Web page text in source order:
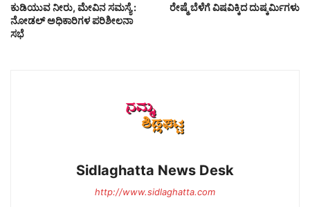
ಕುಡಿಯುವ ನೀರು, ಮೇವಿನ ಸಮಸ್ಯೆ :
ನೋಡಲ್ ಅಧಿಕಾರಿಗಳ ಪರಿಶೀಲನಾ
ಸಭೆ
ರೇಷ್ಮೆ ಬೆಳೆಗೆ ವಿಷವಿಕ್ಕಿದ ದುಷ್ಕರ್ಮಿಗಳು
Sidlaghatta News Desk
http://www.sidlaghatta.com